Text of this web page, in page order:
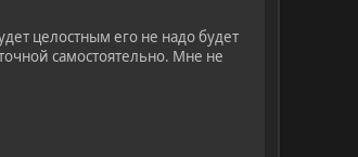
целостным его не надо будет
самостоятельно. Мне не